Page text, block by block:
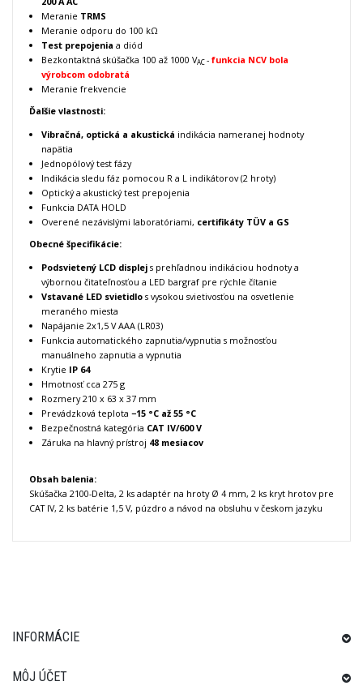
Meranie TRMS
Meranie odporu do 100 kΩ
Test prepojenia a diód
Bezkontaktná skúšačka 100 až 1000 VAC- funkcia NCV bola
výrobcom odobratá
Meranie frekvencie
Ďalšie vlastnosti:
Vibračná, optická a akustická indikácia nameranej hodnoty
napätia
Jednopólový test fázy
Indikácia sledu fáz pomocou R a L indikátorov (2 hroty)
Optický a akustický test prepojenia
Funkcia DATA HOLD
Overené nezávislými laboratóriami, certifikáty TÜV a GS
Obecné špecifikácie:
Podsvietený LCD displej s prehľadnou indikáciou hodnoty a
výbornou čitateľnosťou a LED bargraf pre rýchle čítanie
Vstavané LED svietidlo s vysokou svietivosťou na osvetlenie
meraného miesta
Napájanie 2x1,5 V AAA (LR03)
Funkcia automatického zapnutia/vypnutia s možnosťou
manuálneho zapnutia a vypnutia
Krytie IP 64
Hmotnosť cca 275 g
Rozmery 210 x 63 x 37 mm
Prevádzková teplota −15 °C až 55 °C
Bezpečnostná kategória CAT IV/600 V
Záruka na hlavný prístroj 48 mesiacov
Obsah balenia:
Skúšačka 2100-Delta, 2 ks adaptér na hroty Ø 4 mm, 2 ks kryt hrotov pre
CAT IV, 2 ks batérie 1,5 V, púzdro a návod na obsluhu v českom jazyku
INFORMÁCIE
MÔJ ÚČET